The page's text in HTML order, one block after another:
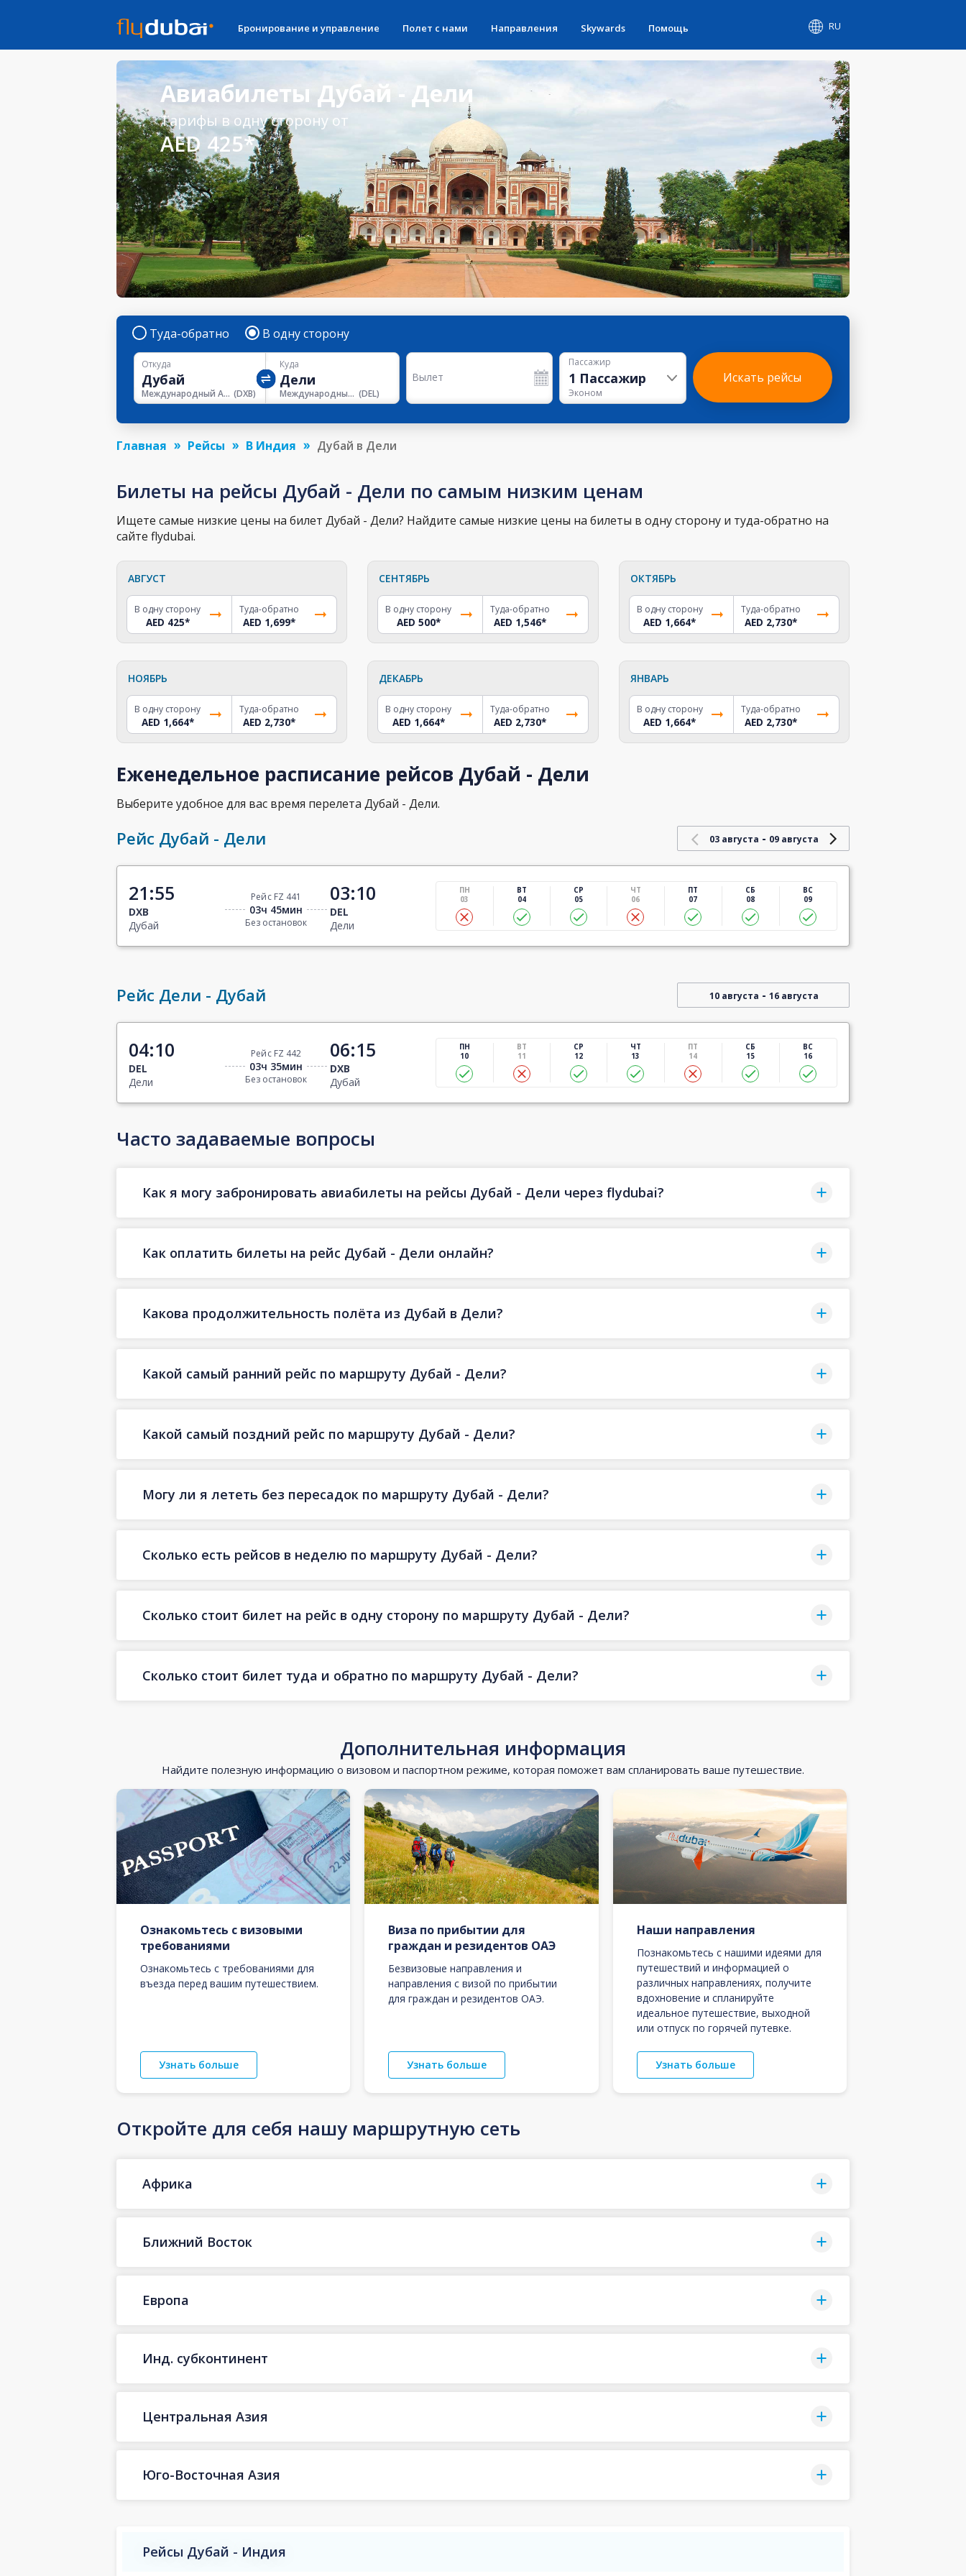
Бронирование и управление Полет с нами Направления Skywards Помощь RU
Авиабилеты Дубай - Дели
Тарифы в одну сторону от
AED 425*
Туда-обратно В одну сторону
Откуда
Международный Аэропорт Дубая (DXB)
Куда
Международный аэропорт им. Индиры Ганди, Терминал 3 (DEL)
Вылет
Пассажир
1 Пассажир
Эконом
Искать рейсы
Главная Рейсы В Индия Дубай в Дели
Билеты на рейсы Дубай - Дели по самым низким ценам
Ищете самые низкие цены на билет Дубай - Дели? Найдите самые низкие цены на билеты в одну сторону и туда-обратно на
сайте flydubai.
АВГУСТ
В одну сторону
AED 425*
Туда-обратно
AED 1,699*
СЕНТЯБРЬ
В одну сторону
AED 500*
Туда-обратно
AED 1,546*
ОКТЯБРЬ
В одну сторону
AED 1,664*
Туда-обратно
AED 2,730*
НОЯБРЬ
В одну сторону
AED 1,664*
Туда-обратно
AED 2,730*
ДЕКАБРЬ
В одну сторону
AED 1,664*
Туда-обратно
AED 2,730*
ЯНВАРЬ
В одну сторону
AED 1,664*
Туда-обратно
AED 2,730*
Еженедельное расписание рейсов Дубай - Дели
Выберите удобное для вас время перелета Дубай - Дели.
Рейс Дубай - Дели 03 августа - 09 августа
21:55
DXB
Дубай
Рейс FZ 441
03ч 45мин
Без остановок
03:10
DEL
Дели
ПН
03
ВТ
04
СР
05
ЧТ
06
ПТ
07
СБ
08
ВС
09
Рейс Дели - Дубай 10 августа - 16 августа
04:10
DEL
Дели
Рейс FZ 442
03ч 35мин
Без остановок
06:15
DXB
Дубай
ПН
10
ВТ
11
СР
12
ЧТ
13
ПТ
14
СБ
15
ВС
16
Часто задаваемые вопросы
Как я могу забронировать авиабилеты на рейсы Дубай - Дели через flydubai?
Как оплатить билеты на рейс Дубай - Дели онлайн?
Какова продолжительность полёта из Дубай в Дели?
Какой самый ранний рейс по маршруту Дубай - Дели?
Какой самый поздний рейс по маршруту Дубай - Дели?
Могу ли я лететь без пересадок по маршруту Дубай - Дели?
Сколько есть рейсов в неделю по маршруту Дубай - Дели?
Сколько стоит билет на рейс в одну сторону по маршруту Дубай - Дели?
Сколько стоит билет туда и обратно по маршруту Дубай - Дели?
Дополнительная информация
Найдите полезную информацию о визовом и паспортном режиме, которая поможет вам спланировать ваше путешествие.
Ознакомьтесь с визовыми
требованиями
Ознакомьтесь с требованиями для
въезда перед вашим путешествием.
Узнать больше
Виза по прибытии для
граждан и резидентов ОАЭ
Безвизовые направления и
направления с визой по прибытии
для граждан и резидентов ОАЭ.
Узнать больше
Наши направления
Познакомьтесь с нашими идеями для
путешествий и информацией о
различных направлениях, получите
вдохновение и спланируйте
идеальное путешествие, выходной
или отпуск по горячей путевке.
Узнать больше
Откройте для себя нашу маршрутную сеть
Африка
Ближний Восток
Европа
Инд. субконтинент
Центральная Азия
Юго-Восточная Азия
Рейсы Дубай - Индия